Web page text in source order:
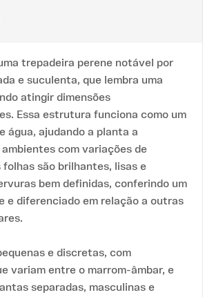
trepadeira perene notável por
e suculenta, que lembra uma
atingir dimensões
Essa estrutura funciona como um
água, ajudando a planta a
com variações de
folhas são brilhantes, lisas e
bem definidas, conferindo um
e diferenciado em relação a outras
e discretas, com
variam entre o marrom-âmbar, e
separadas, masculinas e